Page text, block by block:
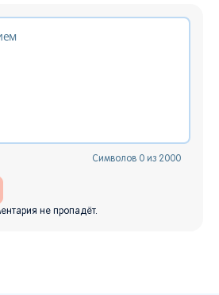
Символов 0 из 2000
не пропадёт.